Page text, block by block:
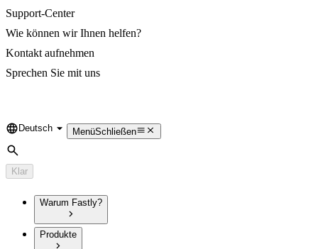
Support-Center
Wie können wir Ihnen helfen?
Kontakt aufnehmen
Sprechen Sie mit uns
Language
Deutsch MenüSchließen
Suche
Klar
Warum Fastly?
Produkte